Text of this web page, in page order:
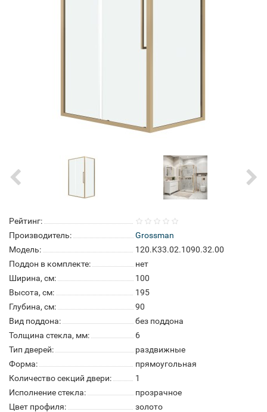
Рейтинг:
Производитель:
Grossman
Модель:
120.K33.02.1090.32.00
Поддон в комплекте:
нет
Ширина, см:
100
Высота, см:
195
Глубина, см:
90
Вид поддона:
без поддона
Толщина стекла, мм:
6
Тип дверей:
раздвижные
Форма:
прямоугольная
Количество секций двери:
1
Исполнение стекла:
прозрачное
Цвет профиля:
золото